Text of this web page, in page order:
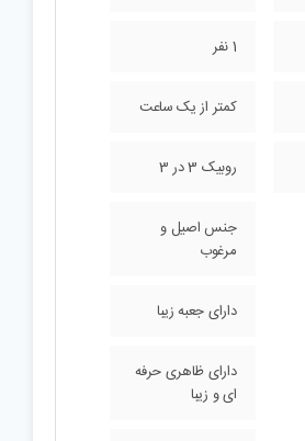
1 نفر
کمتر از یک ساعت
روبیک 3 در 3
جنس اصیل و
مرغوب
دارای جعبه زیبا
دارای ظاهری حرفه
ای و زیبا